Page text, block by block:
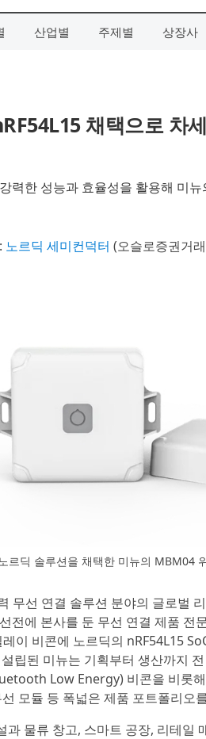
산업별 주제별 상장사
채택으로 차
력한 성능과 효율성을 활용해 미
노르딕 세미컨덕터 (오슬로증권거
르딕 솔루션을 채택한 미뉴의 MBM04
무선 연결 솔루션 분야의 글로벌
전에 본사를 둔 무선 연결 제품 전
이 비콘에 노르딕의 nRF54L15
립된 미뉴는 기획부터 생산까지
Low Energy) 비콘을 비롯
모듈 등 폭넓은 제품 포트폴리오
과 물류 창고, 스마트 공장, 리테일